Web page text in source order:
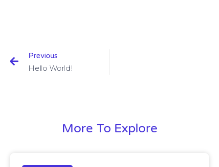
Previous
Hello World!
More To Explore